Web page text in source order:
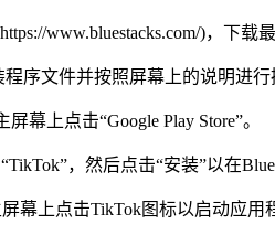
www.bluestacks.com/)，下载
序文件并按照屏幕上的说明进行
幕上点击“Google Play Store”。
，然后点击“安装”以在
幕上点击TikTok图标以启动应用